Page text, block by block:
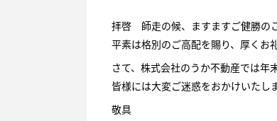
拝啓 師走の候、ますますご健勝の
平素は格別のご高配を賜り、厚くお
さて、株式会社のうか不動産では年
皆様には大変ご迷惑をおかけいたし
敬具